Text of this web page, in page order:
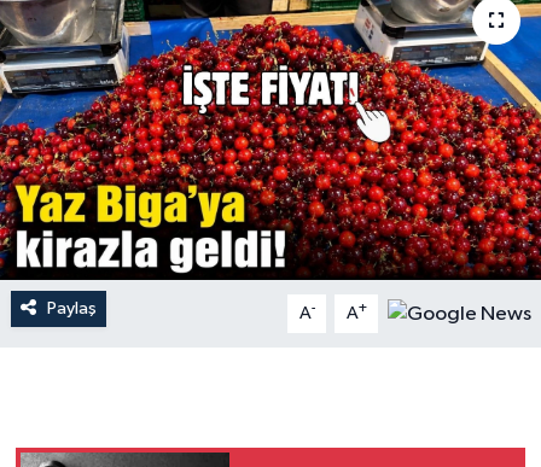
Paylaş A- A+
Hava Durumu
İlan
Kültür Sanat
Magazin
Otomobil